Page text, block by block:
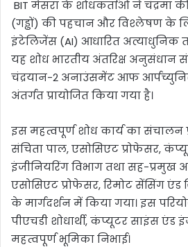
BIT मेसरा के शोधकर्ताओं ने चंद्रमा
(गड्ढों) की पहचान और विश्लेषण के
इंटेलिजेंस (AI) आधारित अत्याधुनिक
यह शोध भारतीय अंतरिक्ष
चंद्रयान-2 अनाउंसमेंट आफ
अंतर्गत प्रायोजित किया गया है।
इस महत्वपूर्ण शोध कार्य का संचालन
संचिता पाल, एसोसिएट प्रोफेसर,
इंजीनियरिंग विभाग तथा सह-प्रमुख
एसोसिएट प्रोफेसर, रिमोट सेंसिंग एंड
के मार्गदर्शन में किया गया। इस
पीएचडी शोधार्थी, कंप्यूटर साइंस एंड
महत्वपूर्ण भूमिका निभाई।